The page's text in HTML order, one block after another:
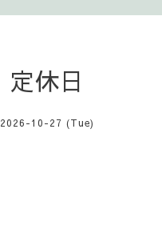
定休日
2026-10-27 (Tue)